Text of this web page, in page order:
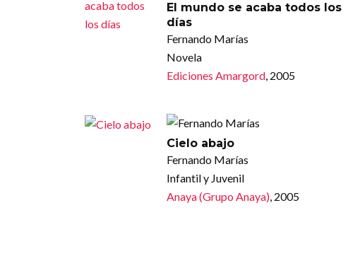
El mundo se acaba todos los
días
Fernando Marías
Novela
Ediciones Amargord, 2005
Cielo abajo
Fernando Marías
Infantil y Juvenil
Anaya (Grupo Anaya), 2005